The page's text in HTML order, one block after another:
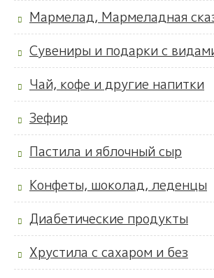
Мармелад, Мармеладная
Сувениры и подарки с
Чай, кофе и другие напитки
Зефир
Пастила и яблочный сыр
Конфеты, шоколад, леденцы
Диабетические продукты
Хрустила с сахаром и без